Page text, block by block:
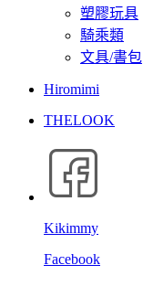
塑膠玩具
騎乘類
文具/書包
Hiromimi
THELOOK
Kikimmy
Facebook